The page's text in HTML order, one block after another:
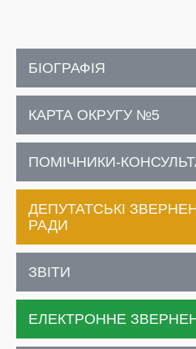
БІОГРАФІЯ
КАРТА ОКРУГУ №5
ПОМІЧНИКИ-
ДЕПУТАТСЬКІ
РАДИ
ЗВІТИ
ЕЛЕКТРОННЕ